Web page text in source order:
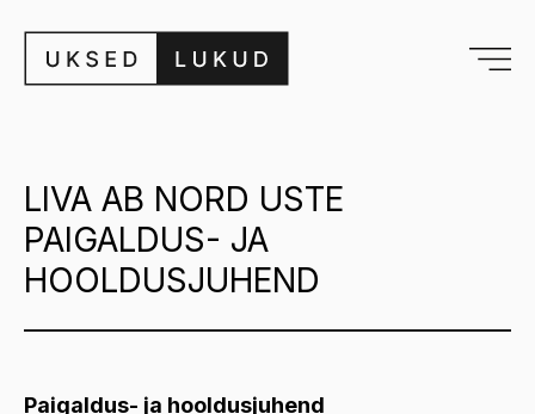
LIVA AB NORD USTE
PAIGALDUS- JA
HOOLDUSJUHEND
Paigaldus- ja hooldusjuhend